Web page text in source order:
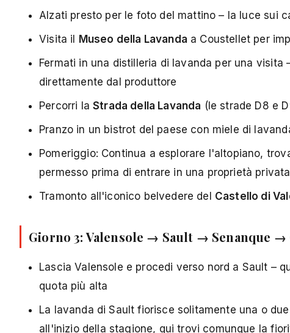
Alzati presto per le foto del mattino – la luce sui
Visita il Museo della Lavanda a Coustellet per
Fermati in una distilleria di lavanda per una
direttamente dal produttore
Percorri laStrada della Lavanda (le strade D8 e
Pranzo in un bistrot del paese con miele di
Pomeriggio: Continua a esplorare l'altopiano,
permesso prima di entrare in una proprietà
Tramonto all'iconico belvedere del Castello di
Giorno 3: Valensole → Sault → Senanque →
Lascia Valensole e procedi verso nord a Sault –
quota più alta
La lavanda di Sault fiorisce solitamente una o
all'inizio della stagione, qui trovi comunque la